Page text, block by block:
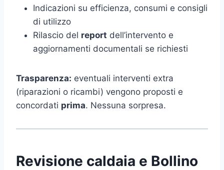
Indicazioni su efficienza, consumi e consigli
di utilizzo
Rilascio del report dell’intervento e
aggiornamenti documentali se richiesti
Trasparenza: eventuali interventi extra
(riparazioni o ricambi) vengono proposti e
concordati prima. Nessuna sorpresa.
Revisione caldaia e Bollino